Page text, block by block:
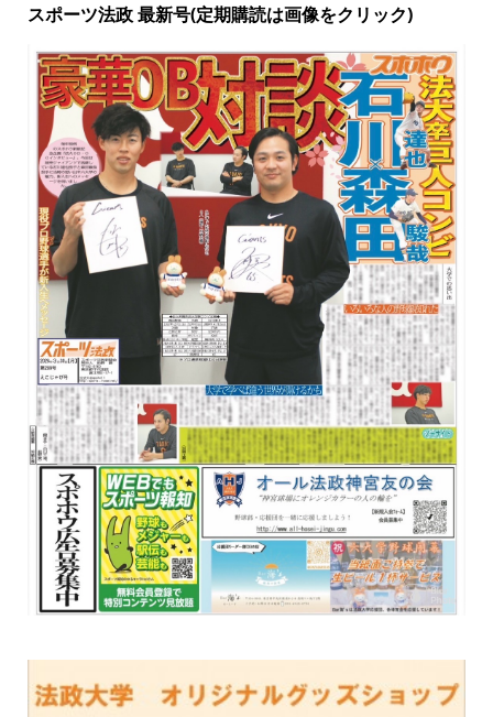
スポーツ法政 最新号(定期購読は画像をクリック)